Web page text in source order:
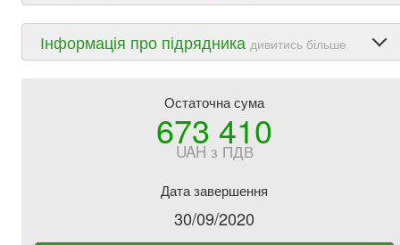
Інформація про підрядника дивитись більше
Остаточна сума
673 410
UAH з ПДВ
Дата завершення
30/09/2020